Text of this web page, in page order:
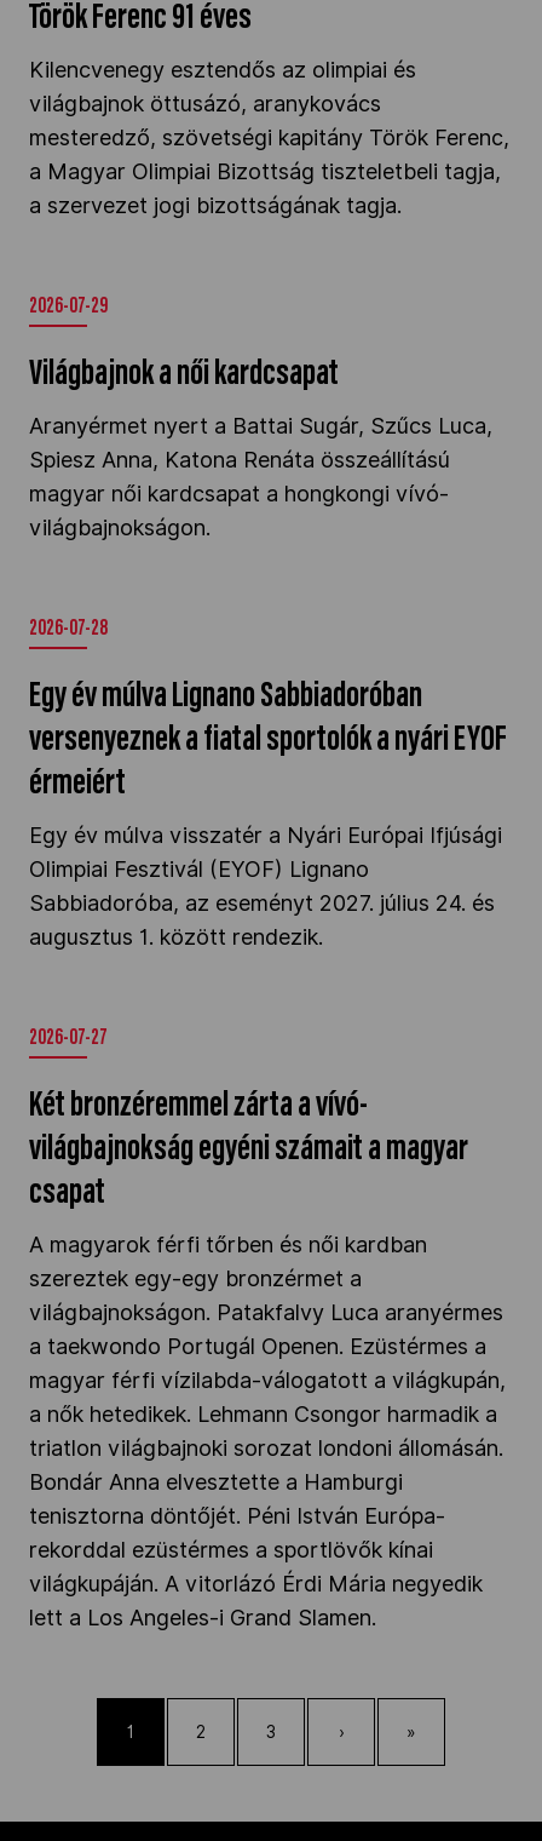
Török Ferenc 91 éves
Kilencvenegy esztendős az olimpiai és
világbajnok öttusázó, aranykovács
mesteredző, szövetségi kapitány Török Ferenc,
a Magyar Olimpiai Bizottság tiszteletbeli tagja,
a szervezet jogi bizottságának tagja.
2026-07-29
Világbajnok a női kardcsapat
Aranyérmet nyert a Battai Sugár, Szűcs Luca,
Spiesz Anna, Katona Renáta összeállítású
magyar női kardcsapat a hongkongi vívó-
világbajnokságon.
2026-07-28
Egy év múlva Lignano Sabbiadoróban
versenyeznek a fiatal sportolók a nyári EYOF
érmeiért
Egy év múlva visszatér a Nyári Európai Ifjúsági
Olimpiai Fesztivál (EYOF) Lignano
Sabbiadoróba, az eseményt 2027. július 24. és
augusztus 1. között rendezik.
2026-07-27
Két bronzéremmel zárta a vívó-
világbajnokság egyéni számait a magyar
csapat
A magyarok férfi tőrben és női kardban
szereztek egy-egy bronzérmet a
világbajnokságon. Patakfalvy Luca aranyérmes
a taekwondo Portugál Openen. Ezüstérmes a
magyar férfi vízilabda-válogatott a világkupán,
a nők hetedikek. Lehmann Csongor harmadik a
triatlon világbajnoki sorozat londoni állomásán.
Bondár Anna elvesztette a Hamburgi
tenisztorna döntőjét. Péni István Európa-
rekorddal ezüstérmes a sportlövők kínai
világkupáján. A vitorlázó Érdi Mária negyedik
lett a Los Angeles-i Grand Slamen.
1 2 3 › »